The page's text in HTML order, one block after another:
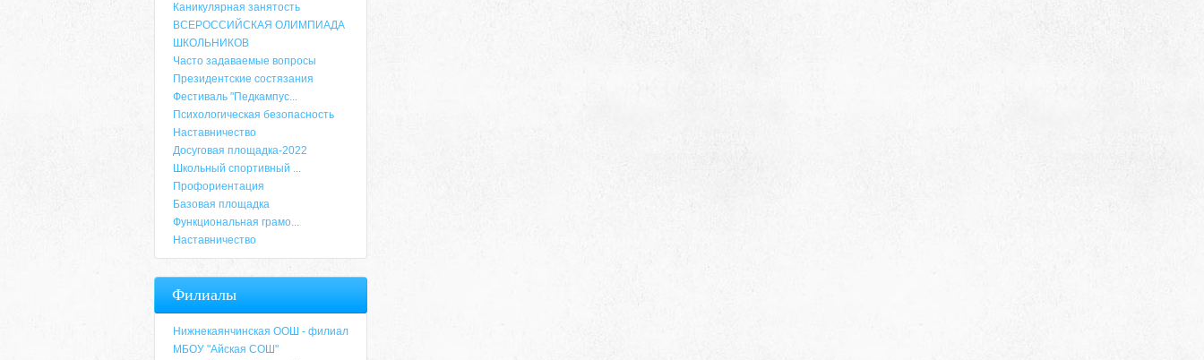
Адрес
Каникулярная занятость
ВСЕРОССИЙСКАЯ ОЛИМПИАДА
ШКОЛЬНИКОВ
Часто задаваемые вопросы
Президентские состязания
Фестиваль "Педкампус...
Психологическая безопасность
Наставничество
Досуговая площадка-2022
Школьный спортивный ...
Профориентация
Базовая площадка
Функциональная грамо...
Наставничество
Филиалы
Нижнекаянчинская ООШ - филиал
МБОУ "Айская СОШ"